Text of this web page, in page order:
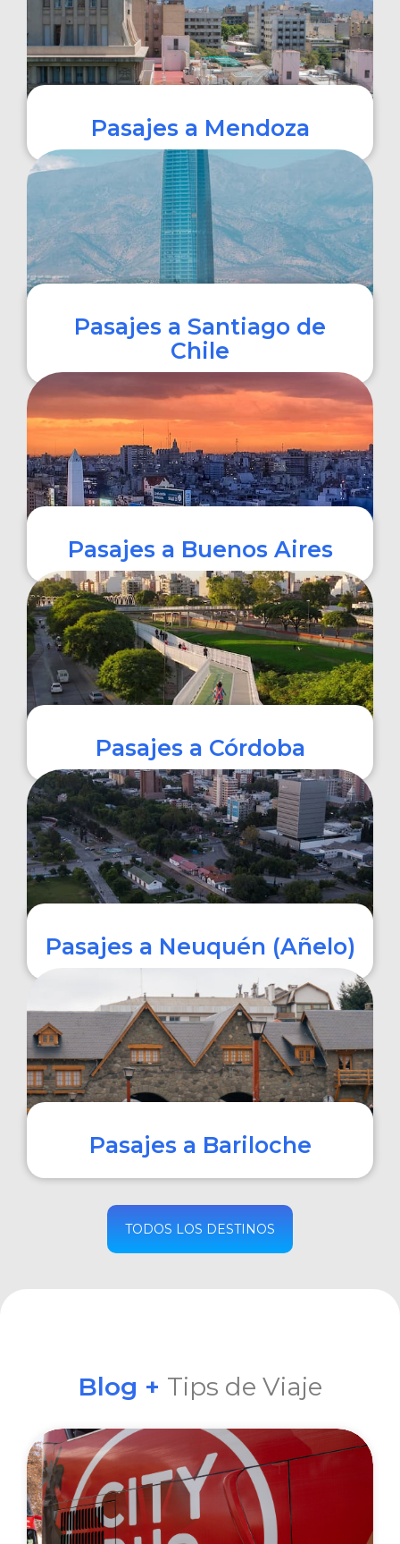
Pasajes a Mendoza
COMPRAR
Pasajes a Santiago de
Chile
Pasajes a Buenos Aires
COMPRAR
Pasajes a Córdoba
COMPRAR
Pasajes a Neuquén (Añelo)
COMPRAR
Pasajes a Bariloche
COMPRAR
TODOS LOS DESTINOS
Blog + Tips de Viaje